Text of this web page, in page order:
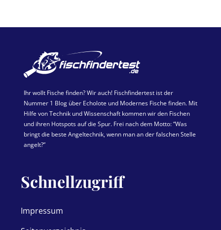
Ihr wollt Fische finden? Wir auch! Fischfindertest ist der
Nummer 1 Blog über Echolote und Modernes Fische finden. Mit
Hilfe von Technik und Wissenschaft kommen wir den Fischen
und ihren Hotspots auf die Spur. Frei nach dem Motto: “Was
bringt die beste Angeltechnik, wenn man an der falschen Stelle
angelt?”
Schnellzugriff
Impressum